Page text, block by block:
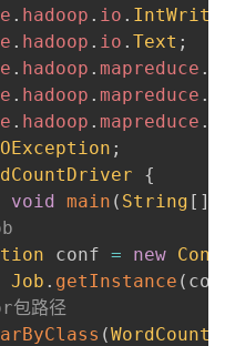
. hadoop . io .
. hadoop . io . Text ;
. hadoop . mapreduce .
. hadoop . mapreduce .
. hadoop . mapreduce .
;
{
void main ( String [ ]
conf = new
Job . getInstance (
路径
(